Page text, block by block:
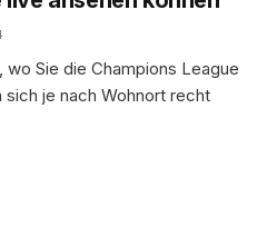
Sie die Champions League
sich je nach Wohnort recht